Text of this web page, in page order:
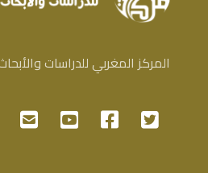
المركز المغربي للدراسات